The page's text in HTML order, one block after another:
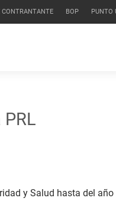
CONTRANTANTE BOP PUNTO
y Salud hasta del año